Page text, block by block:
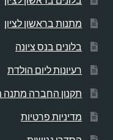
מתנות בראשון לציון
בלונים בנס ציונה
רעיונות ליום הולדת
תקנון החברה
מדיניות פרטיות